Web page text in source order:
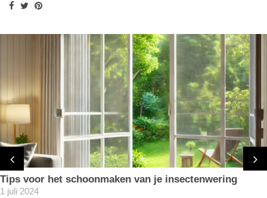
Tips voor het schoonmaken van je insectenwering
1 juli 2024